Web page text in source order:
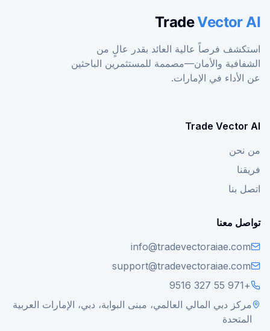
TradeVector AI
استكشف فرصاً عالية العائد بقدر عالٍ من
الشفافية والأمان—مصممة للمستثمرين الباحثين
عن الأداء في الإمارات.
Trade Vector AI
من نحن
فريقنا
اتصل بنا
تواصل معنا
info@tradevectoraiae.com
support@tradevectoraiae.com
+971 55 327 9516
مركز دبي المالي العالمي، مبنى البوابة، دبي، الإمارات العربية
المتحدة